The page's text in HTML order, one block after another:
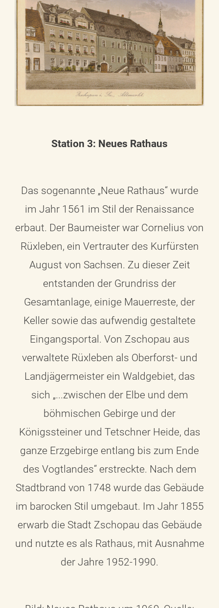
Station 3: Neues Rathaus
Das sogenannte „Neue Rathaus“ wurde
im Jahr 1561 im Stil der Renaissance
erbaut. Der Baumeister war Cornelius von
Rüxleben, ein Vertrauter des Kurfürsten
August von Sachsen. Zu dieser Zeit
entstanden der Grundriss der
Gesamtanlage, einige Mauerreste, der
Keller sowie das aufwendig gestaltete
Eingangsportal. Von Zschopau aus
verwaltete Rüxleben als Oberforst- und
Landjägermeister ein Waldgebiet, das
sich „...zwischen der Elbe und dem
böhmischen Gebirge und der
Königssteiner und Tetschner Heide, das
ganze Erzgebirge entlang bis zum Ende
des Vogtlandes“ erstreckte. Nach dem
Stadtbrand von 1748 wurde das Gebäude
im barocken Stil umgebaut. Im Jahr 1855
erwarb die Stadt Zschopau das Gebäude
und nutzte es als Rathaus, mit Ausnahme
der Jahre 1952-1990.